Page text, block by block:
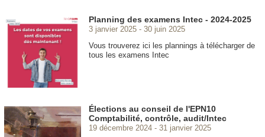
Planning des examens Intec - 2024-2025
3 janvier 2025
30 juin 2025
Vous trouverez ici les plannings à télécharger de
tous les examens Intec
Élections au conseil de l'EPN10
Comptabilité, contrôle, audit/Intec
19 décembre 2024
31 janvier 2025